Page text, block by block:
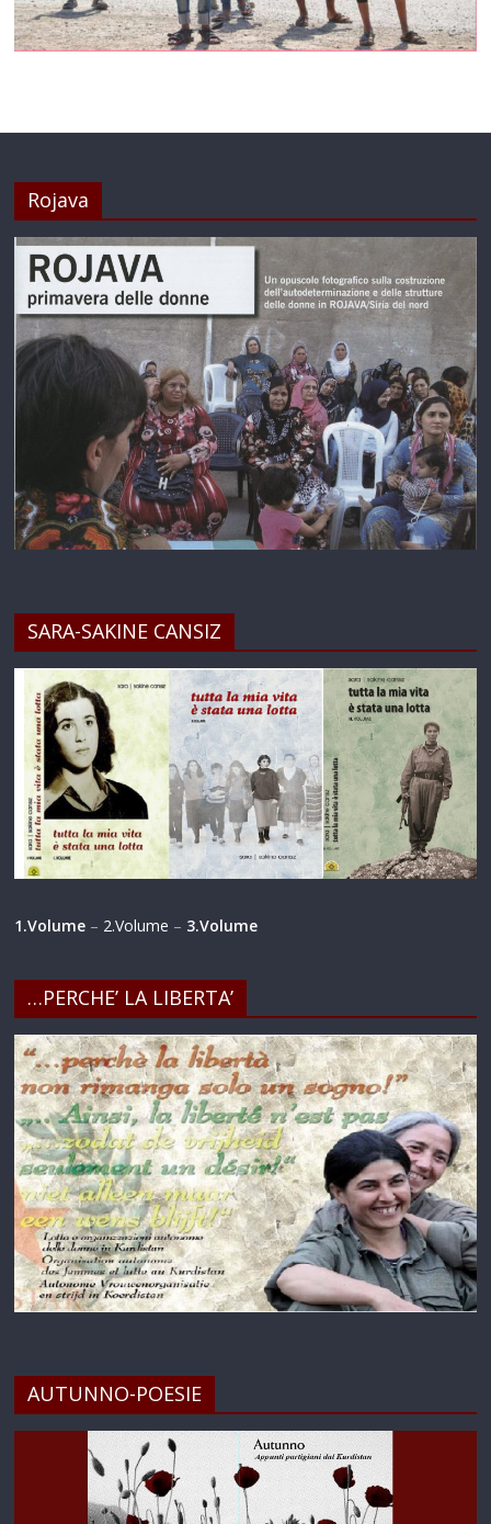
Rojava
SARA-SAKINE CANSIZ
1.Volume – 2.Volume – 3.Volume
…PERCHE’ LA LIBERTA’
AUTUNNO-POESIE